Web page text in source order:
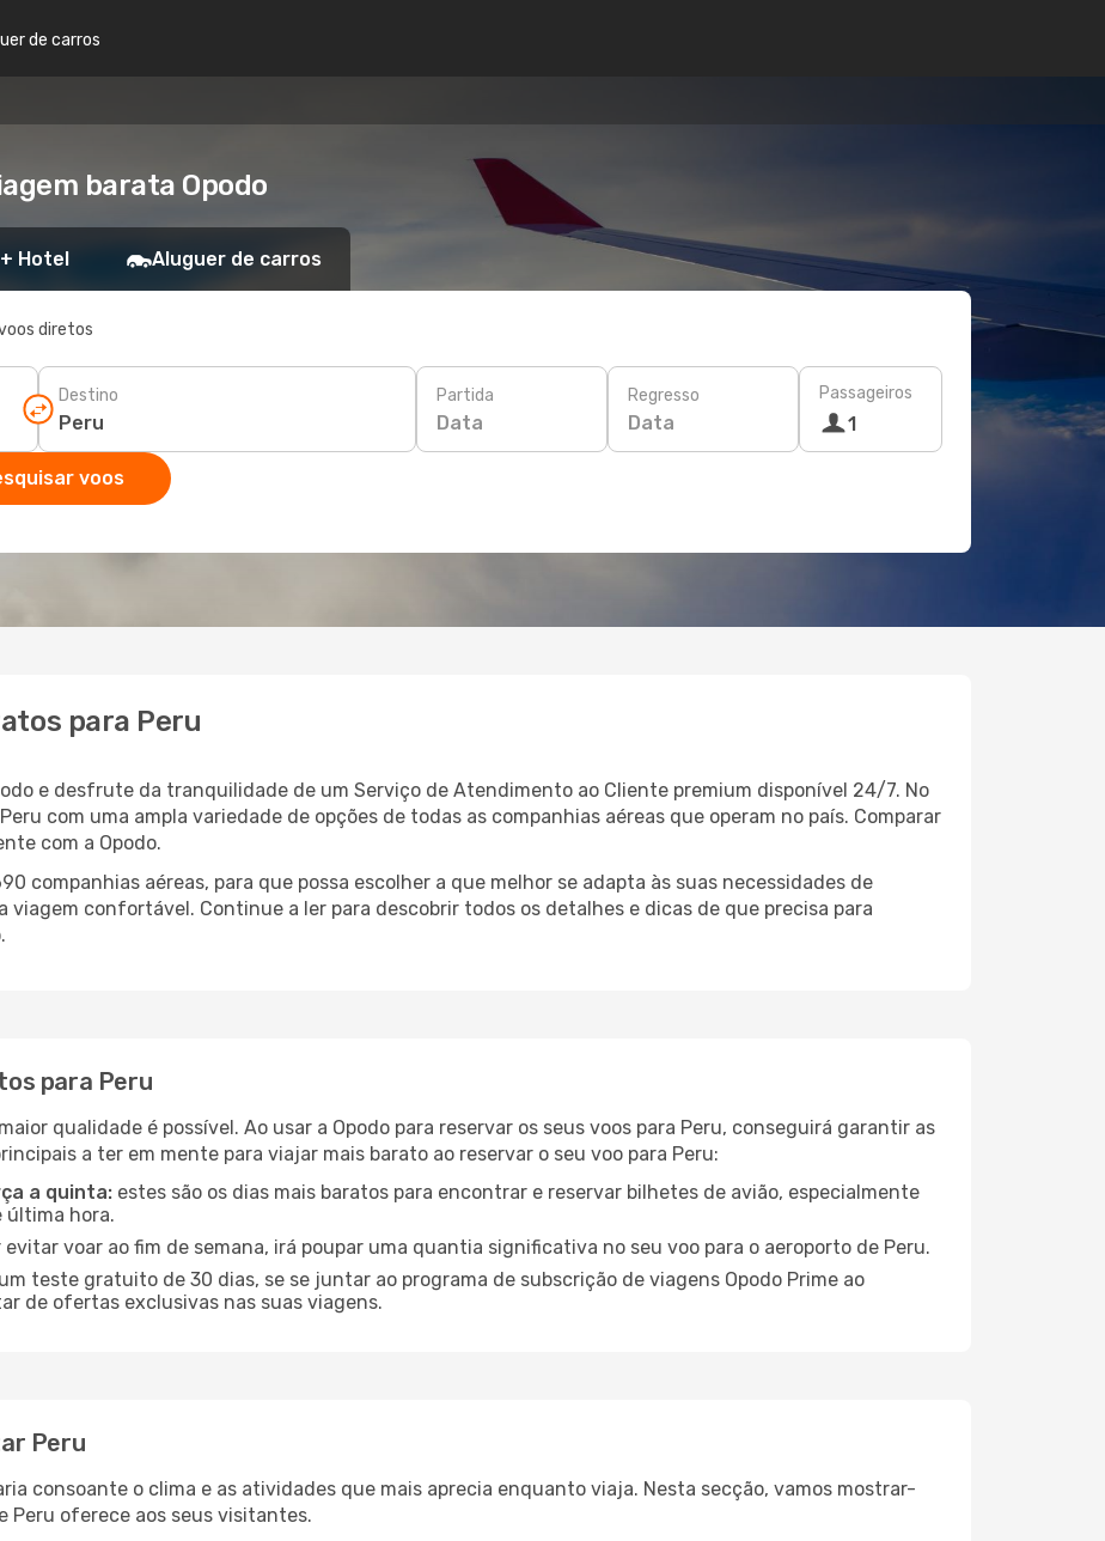
de carros
barata Opodo
Hotel Aluguer de carros
diretos
Destino Partida
Data
Regresso
Data
Passageiros
1
voos
para Peru
e desfrute da tranquilidade de um Serviço de Atendimento ao Cliente premium disponível 24/7. No
com uma ampla variedade de opções de todas as companhias aéreas que operam no país. Comparar
com a Opodo.
companhias aéreas, para que possa escolher a que melhor se adapta às suas necessidades de
viagem confortável. Continue a ler para descobrir todos os detalhes e dicas de que precisa para
para Peru
qualidade é possível. Ao usar a Opodo para reservar os seus voos para Peru, conseguirá garantir as
a ter em mente para viajar mais barato ao reservar o seu voo para Peru:
a quinta: estes são os dias mais baratos para encontrar e reservar bilhetes de avião, especialmente
última hora.
evitar voar ao fim de semana, irá poupar uma quantia significativa no seu voo para o aeroporto de Peru.
teste gratuito de 30 dias, se se juntar ao programa de subscrição de viagens Opodo Prime ao
de ofertas exclusivas nas suas viagens.
Peru
consoante o clima e as atividades que mais aprecia enquanto viaja. Nesta secção, vamos mostrar-
oferece aos seus visitantes.